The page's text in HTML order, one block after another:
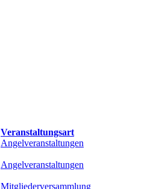
Veranstaltungsart
Angelveranstaltungen
Angelveranstaltungen
Mitgliederversammlung